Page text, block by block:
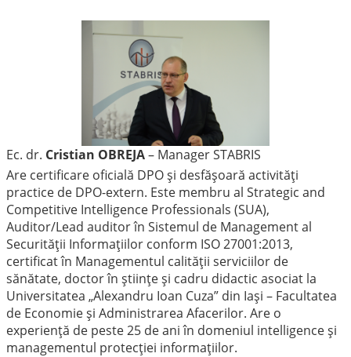
Ec. dr. Cristian OBREJA– Manager STABRIS
Are certificare oficială DPO și desfășoară activități
practice de DPO-extern. Este membru al Strategic and
Competitive Intelligence Professionals (SUA),
Auditor/Lead auditor în Sistemul de Management al
Securității Informațiilor conform ISO 27001:2013,
certificat în Managementul calității serviciilor de
sănătate, doctor în științe și cadru didactic asociat la
Universitatea „Alexandru Ioan Cuza” din Iași – Facultatea
de Economie și Administrarea Afacerilor. Are o
experiență de peste 25 de ani în domeniul intelligence și
managementul protecției informațiilor.